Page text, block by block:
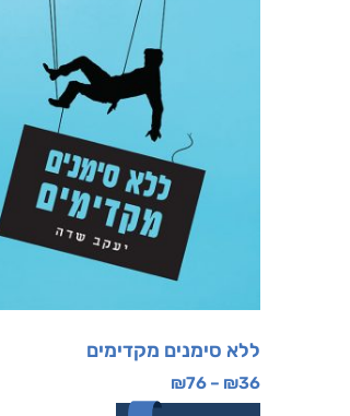
ללא סימנים מקדימים
₪36
–
₪76